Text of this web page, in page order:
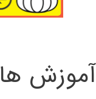
آموزش ها